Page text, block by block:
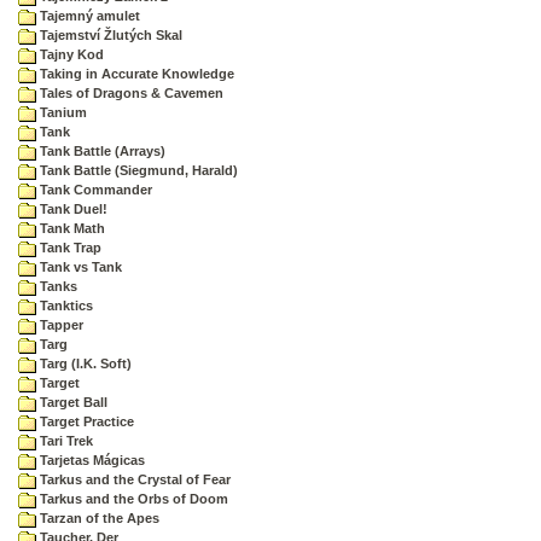
Tajemný amulet
Tajemství Žlutých Skal
Tajny Kod
Taking in Accurate Knowledge
Tales of Dragons & Cavemen
Tanium
Tank
Tank Battle (Arrays)
Tank Battle (Siegmund, Harald)
Tank Commander
Tank Duel!
Tank Math
Tank Trap
Tank vs Tank
Tanks
Tanktics
Tapper
Targ
Targ (I.K. Soft)
Target
Target Ball
Target Practice
Tari Trek
Tarjetas Mágicas
Tarkus and the Crystal of Fear
Tarkus and the Orbs of Doom
Tarzan of the Apes
Taucher, Der